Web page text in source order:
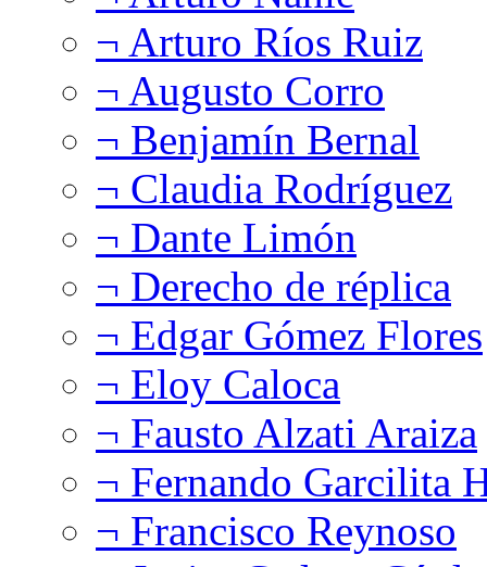
¬ Arturo Ríos Ruiz
¬ Augusto Corro
¬ Benjamín Bernal
¬ Claudia Rodríguez
¬ Dante Limón
¬ Derecho de réplica
¬ Edgar Gómez Flores
¬ Eloy Caloca
¬ Fausto Alzati Araiza
¬ Fernando Garcilita
¬ Francisco Reynoso